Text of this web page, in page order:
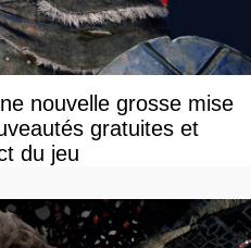
nouvelle grosse mise
gratuites et
du jeu